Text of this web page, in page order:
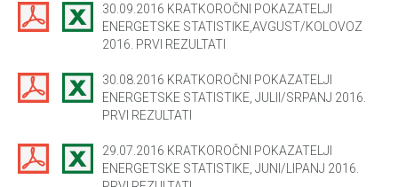
30.09.2016 KRATKOROČNI POKAZATELJI
ENERGETSKE STATISTIKE,AVGUST/KOLOVOZ
2016. PRVI REZULTATI
30.08.2016 KRATKOROČNI POKAZATELJI
ENERGETSKE STATISTIKE, JULII/SRPANJ 2016.
PRVI REZULTATI
29.07.2016 KRATKOROČNI POKAZATELJI
ENERGETSKE STATISTIKE, JUNI/LIPANJ 2016.